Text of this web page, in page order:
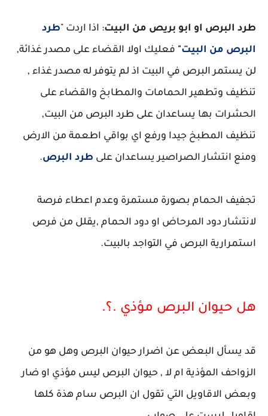
طرد البرص او ابو بريص من البيت: اذا اردت "طرد
البرص من البيت" فعليك اولا القضاء على مصدر غذائة,
لن يستمر البرص في البيت اذ لم يتوفر له مصدر غذاء ,
تنظيف وتطهير الحمامات والمطابخ والقضاء على
الحشرات بها يساعدان على طرد البرص من البيت,
تنظيف المطبخ جيدا ورفع اي بواقي اطعمة من الارض
ومنع انتشار الصراصير يساعدان على طرد البرص.
تجفيف الحمام بصورة مستمرة وعدم اعطاء فرصة
لانتشار دود المرحاض او دود الحمام ,يقلل من فرص
استمرارية البرص في التواجد بالبيت.
هل حيوان البرص مؤذي .؟.
قد يسأل البعض عن اضرار حيوان البرص وهل هو من
الزواحف المؤذية ام لا , حيوان البرص ليس مؤذي او ضار
وبعض الاقاويل التي تقول ان البرص سام هذة كلها